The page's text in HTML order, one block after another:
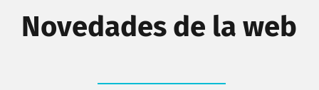
Novedades de la web